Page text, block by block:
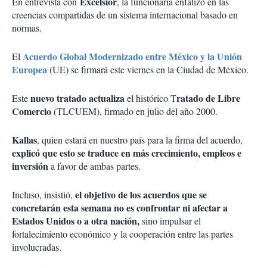
creencias compartidas de un sistema internacional basado en
normas.
ElAcuerdo Global Modernizado entre México y la Unión
Europea(UE) se firmará este viernes en la Ciudad de México.
Estenuevo tratado actualizael histórico Tratado de Libre
Comercio(TLCUEM), firmado en julio del año 2000.
Kallas, quien estará en nuestro país para la firma del acuerdo,
explicó que esto se traduce en más crecimiento, empleos e
inversióna favor de ambas partes.
Incluso, insistió, el objetivo de los acuerdos que se
concretarán esta semana no es confrontar ni afectar a
Estados Unidos o a otra nación,sino impulsar el
fortalecimiento económico y la cooperación entre las partes
involucradas.